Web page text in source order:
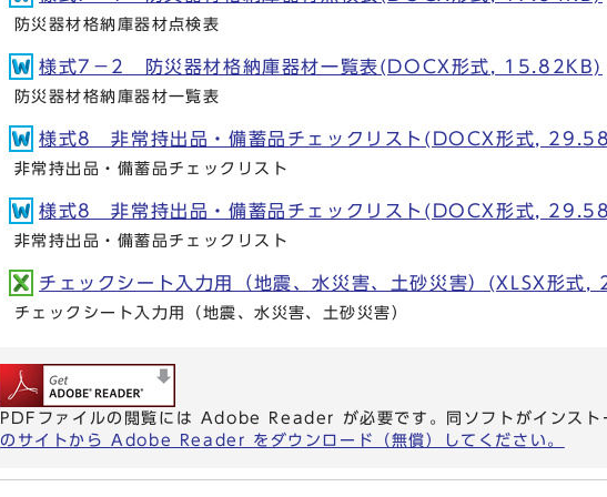
防災器材格納庫器材点検表
様式7－2 防災器材格納庫器材一覧表(DOCX形式, 15.82KB)
防災器材格納庫器材一覧表
様式8 非常持出品・備蓄品チェックリスト(DOCX形式,
非常持出品・備蓄品チェックリスト
様式8 非常持出品・備蓄品チェックリスト(DOCX形式,
非常持出品・備蓄品チェックリスト
チェックシート入力用（地震、水災害、土砂災害）(XLSX形式
チェックシート入力用（地震、水災害、土砂災害）
PDFファイルの閲覧には Adobe Reader が必要です。同ソフトがインスト
のサイトから Adobe Reader をダウンロード（無償）してください。